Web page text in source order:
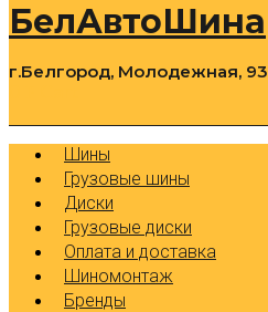
БелАвтоШина
г.Белгород, Молодежная, 93
Шины
Грузовые шины
Диски
Грузовые диски
Оплата и доставка
Шиномонтаж
Бренды